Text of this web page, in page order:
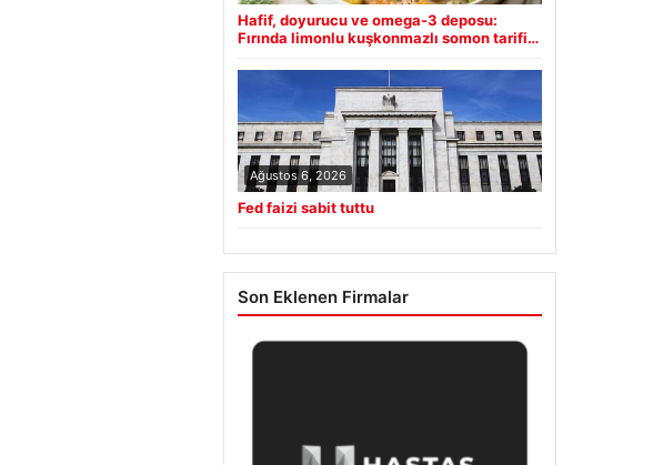
Hafif, doyurucu ve omega-3 deposu:
Fırında limonlu kuşkonmazlı somon tarifi…
Ağustos 6, 2026
Fed faizi sabit tuttu
Son Eklenen Firmalar